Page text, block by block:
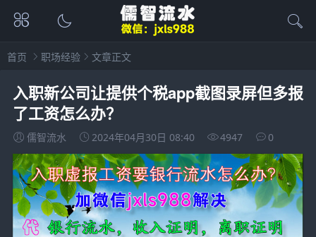
首页 职场经验 文章正文
入职新公司让提供个税app截图录屏但多报
了工资怎么办？
儒智流水 2024年04月30日 08:40 4947 0